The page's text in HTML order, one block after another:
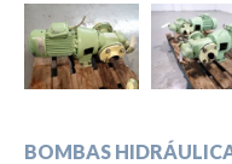
BOMBAS